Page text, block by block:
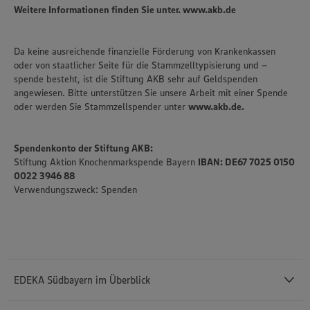
Weitere Informationen finden Sie unter. www.akb.de
Da keine ausreichende finanzielle Förderung von Krankenkassen
oder von staatlicher Seite für die Stammzelltypisierung und –
spende besteht, ist die Stiftung AKB sehr auf Geldspenden
angewiesen. Bitte unterstützen Sie unsere Arbeit mit einer Spende
oder werden Sie Stammzellspender unter www.akb.de.
Spendenkonto der Stiftung AKB:
Stiftung Aktion Knochenmarkspende Bayern IBAN: DE67 7025 0150
0022 3946 88
Verwendungszweck: Spenden
EDEKA Südbayern im Überblick